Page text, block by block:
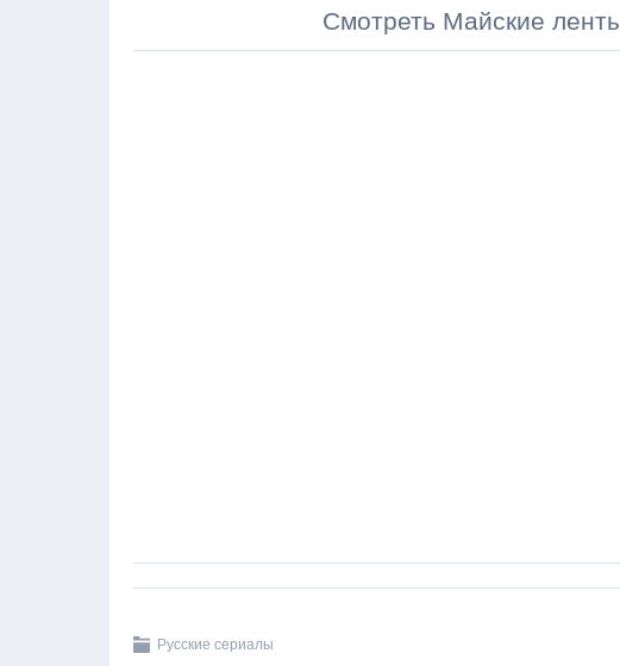
Смотреть Майские
Русские сериалы